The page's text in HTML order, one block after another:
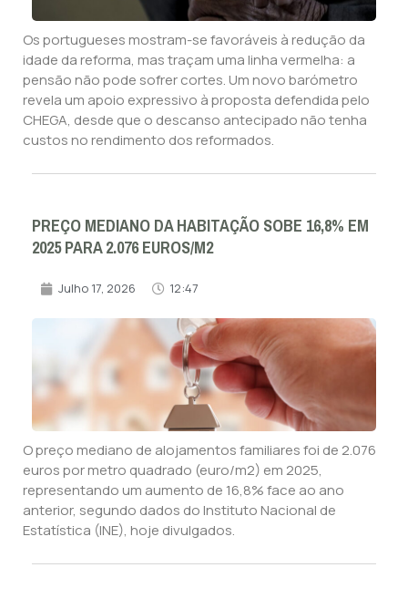
Os portugueses mostram-se favoráveis à redução da
idade da reforma, mas traçam uma linha vermelha: a
pensão não pode sofrer cortes. Um novo barómetro
revela um apoio expressivo à proposta defendida pelo
CHEGA, desde que o descanso antecipado não tenha
custos no rendimento dos reformados.
PREÇO MEDIANO DA HABITAÇÃO SOBE 16,8% EM
2025 PARA 2.076 EUROS/M2
Julho 17, 2026 12:47
O preço mediano de alojamentos familiares foi de 2.076
euros por metro quadrado (euro/m2) em 2025,
representando um aumento de 16,8% face ao ano
anterior, segundo dados do Instituto Nacional de
Estatística (INE), hoje divulgados.